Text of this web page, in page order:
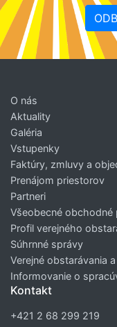
O nás
Aktuality
Galéria
Vstupenky
Faktúry, zmluvy a
Prenájom priestorov
Partneri
Všeobecné obchodné
Profil verejného
Súhrnné správy
Verejné obstarávania
Informovanie o
Kontakt
+421 2 68 299 219